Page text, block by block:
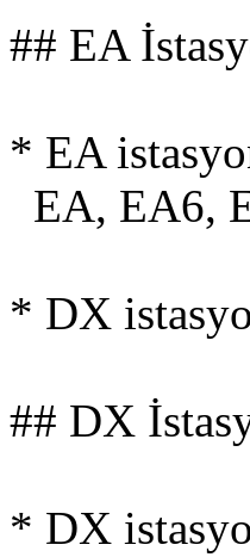
## EA
* EA
EA, EA6,
* DX
## DX
* DX